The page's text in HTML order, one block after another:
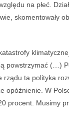
na płeć.
skomentowały
powstrzymać (…)
ta polityka
opóźnienie. W
procent. Musimy